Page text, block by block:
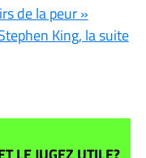
de la peur »
King, la suite